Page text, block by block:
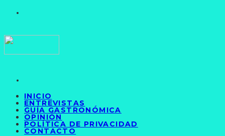
INICIO
ENTREVISTAS
GUÍA GASTRONÓMICA
OPINIÓN
POLÍTICA DE PRIVACIDAD
CONTACTO